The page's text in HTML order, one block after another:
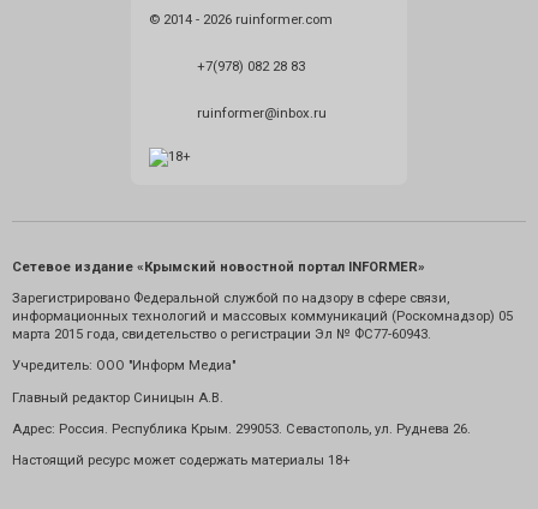
© 2014 - 2026 ruinformer.com
+7(978) 082 28 83
ruinformer@inbox.ru
Сетевое издание «Крымский новостной портал INFORMER»
Зарегистрировано Федеральной службой по надзору в сфере связи,
информационных технологий и массовых коммуникаций (Роскомнадзор) 05
марта 2015 года, свидетельство о регистрации Эл № ФС77-60943.
Учредитель: ООО "Информ Медиа"
Главный редактор Синицын А.В.
Адрес: Россия. Республика Крым. 299053. Севастополь, ул. Руднева 26.
Настоящий ресурс может содержать материалы 18+